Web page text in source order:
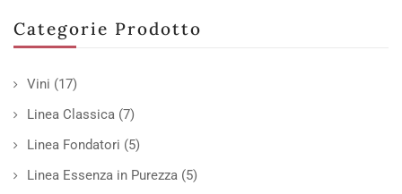
Categorie Prodotto
Vini (17)
Linea Classica (7)
Linea Fondatori (5)
Linea Essenza in Purezza (5)